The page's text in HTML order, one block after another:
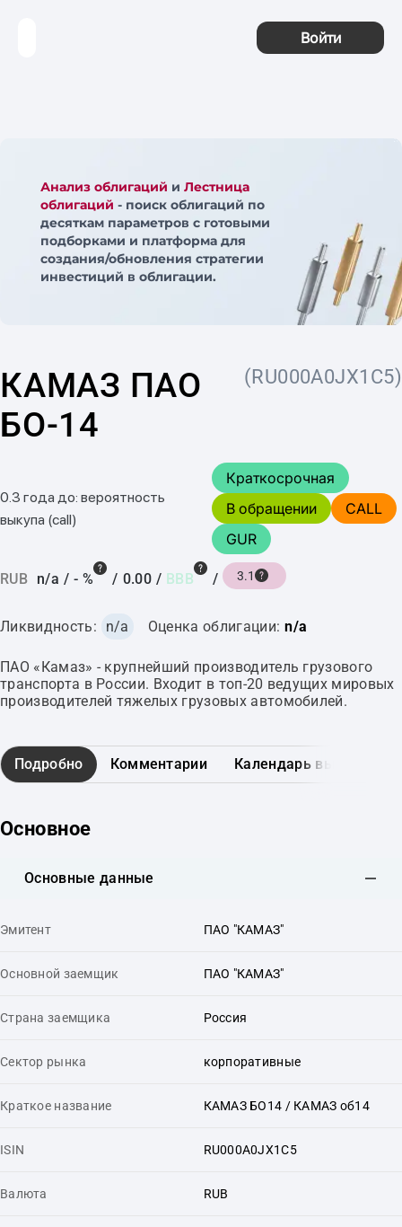
Войти
Анализ облигаций и Лестница
облигаций - поиск облигаций по
десяткам параметров с готовыми
подборками и платформа для
создания/обновления стратегии
инвестиций в облигации.
КАМАЗ ПАО
БО-14
(RU000A0JX1C5)
0.3 года до: вероятность
выкупа (call)
Краткосрочная
В обращении
CALL
GUR
RUB n/a / - % / 0.00 / BBB / 3.1
Ликвидность: n/a Оценка облигации: n/a
ПАО «Камаз» - крупнейший производитель грузового
транспорта в России. Входит в топ-20 ведущих мировых
производителей тяжелых грузовых автомобилей.
Подробно Комментарии Календарь выплат
Основное
Основные данные
Эмитент ПАО "КАМАЗ"
Основной заемщик ПАО "КАМАЗ"
Страна заемщика Россия
Сектор рынка корпоративные
Краткое название КАМАЗ БО14 / КАМАЗ об14
ISIN RU000A0JX1C5
Валюта RUB